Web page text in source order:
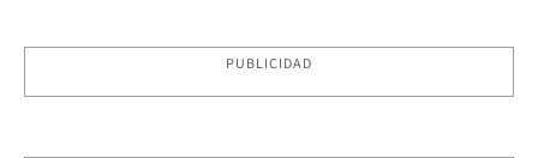
PUBLICIDAD